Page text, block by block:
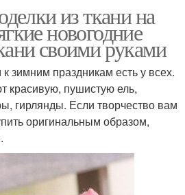
из ткани на
новогодние
своими руками
зимним праздникам есть у всех.
красивую, пушистую ель,
гирлянды. Если творчество вам
оригинальным образом,